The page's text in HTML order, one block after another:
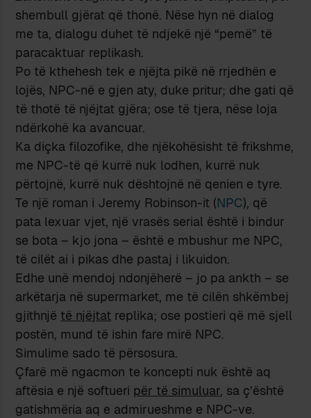
shembull gjërat që thonë. Nëse hyn në dialog
me ta, dialogu duhet të ndjekë një “pemë” të
paracaktuar replikash.
Po të kthehesh tek e njëjta pikë në rrjedhën e
lojës, NPC-në e gjen aty, duke pritur; dhe gati që
të thotë të njëjtat gjëra; ose të tjera, nëse loja
ndërkohë ka avancuar.
Ka diçka filozofike, dhe njëkohësisht të frikshme,
me NPC-të që kurrë nuk lodhen, kurrë nuk
përtojnë, kurrë nuk dështojnë në qenien e tyre.
Te një roman i Jeremy Robinson-it (NPC), që
pata lexuar vjet, një vrasës serial është i bindur
se bota – kjo jona – është e mbushur me NPC,
të cilët ai i pikas dhe pastaj i likuidon.
Edhe unë mendoj ndonjëherë – jo pa ankth – se
arkëtarja në supermarket, me të cilën shkëmbej
gjithnjë të njëjtat replika; ose postieri që më sjell
postën, mund të ishin fare mirë NPC.
Simulime sado të përsosura.
Çfarë më ngacmon te koncepti nuk është aq
aftësia e një softueri për të simuluar, sa ç’është
gatishmëria aq e admirueshme e NPC-ve.